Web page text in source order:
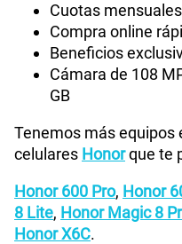
Cuotas
Compra online
Beneficios
Cámara de 108
GB
Tenemos más equipos
celulares Honorque te
Honor 600 Pro, Honor
8 Lite, Honor Magic 8
Honor X6C.